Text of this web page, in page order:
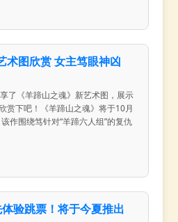
术图欣赏 女主笃眼神凶
了《羊蹄山之魂》新艺术图，展示
赏下吧！《羊蹄山之魂》将于10月
作围绕笃针对“羊蹄六人组”的复仇
体验跳票！将于今夏推出